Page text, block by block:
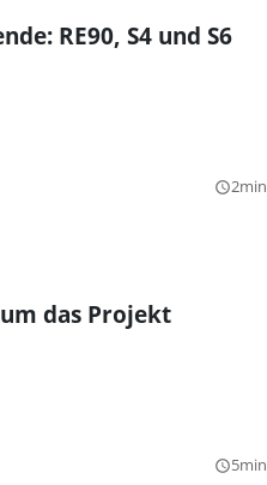
RE90, S4 und S6
query_builder2min
das Projekt
query_builder5min